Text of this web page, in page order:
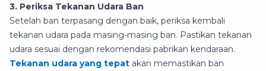
3. Periksa Tekanan Udara Ban
Setelah ban terpasang dengan baik, periksa kembali
tekanan udara pada masing-masing ban. Pastikan tekanan
udara sesuai dengan rekomendasi pabrikan kendaraan.
Tekanan udara yang tepat akan memastikan ban